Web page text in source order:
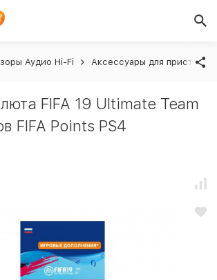
Аудио Hi-Fi Аксессуары для приставок
FIFA 19 Ultimate Team
FIFA Points PS4